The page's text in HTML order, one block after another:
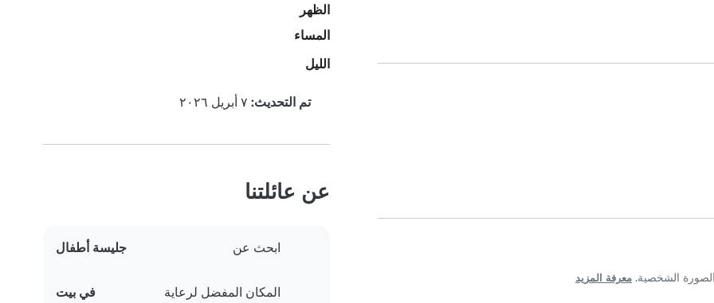
معرفة المزيد
الظهر
المساء
الليل
تم التحديث:
عن عائلتنا
ابحث عن جليسة أطفال
المكان المفضل لرعاية
في بيت